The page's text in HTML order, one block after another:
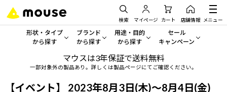
検索 マイページ カート 店舗情報 メニュー
形状・タイプ
から探す
形状・タイプから探す をすべてみる
デスクトップPC
ブランド
から探す
mouse
G TUNE
用途・目的
から探す
一般向けパソコン
ゲーミングPC・ゲーム向けパソコン
セール
キャンペーン
セール・キャンペー
期間限定セール
マウスは3年保証で送料無料
一部対象外の製品あり。詳しくは製品ページにてご確認ください。
【イベント】 2023年8月3日(木)～8月4日(金)